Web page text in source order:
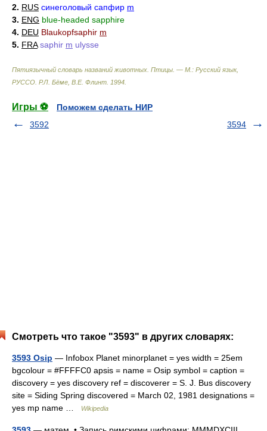
2. RUS синеголовый сапфир m
3. ENG blue-headed sapphire
4. DEU Blaukopfsaphir m
5. FRA saphir m ulysse
Пятиязычный словарь названий животных. Птицы. — М.: Русский язык,
РУССО Р.Л. Бёме, В.Е. Флинт 1994
Игры ⚽
Поможем сделать НИР
3592
3594
Смотреть что такое "3593" в других словарях:
3593 Osip — Infobox Planet minorplanet = yes width = 25em
bgcolour = #FFFFC0 apsis = name = Osip symbol = caption =
discovery = yes discovery ref = discoverer = S. J. Bus discovery
site = Siding Spring discovered = March 02, 1981 designations =
yes mp name …
Wikipedia